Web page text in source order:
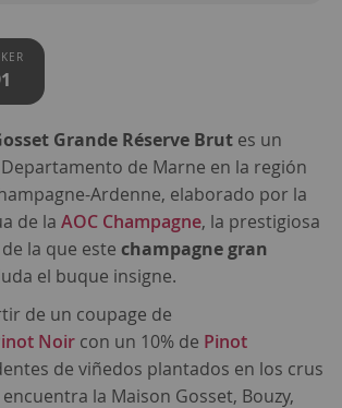
Grande Réserve Brut es un
de Marne en la región
Ardenne, elaborado por la
de la AOC Champagne, la prestigiosa
de la que este champagne gran
el buque insigne.
de un coupage de
Noir con un 10% de Pinot
de viñedos plantados en los crus
la Maison Gosset, Bouzy,